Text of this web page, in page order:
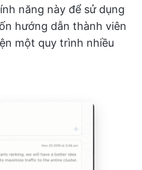
năng này để sử dụng
hướng dẫn thành viên
một quy trình nhiều